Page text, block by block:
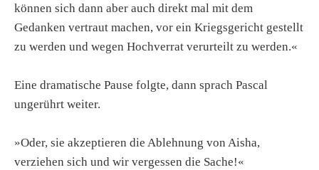
können sich dann aber auch direkt mal mit dem
Gedanken vertraut machen, vor ein Kriegsgericht gestellt
zu werden und wegen Hochverrat verurteilt zu werden.«
Eine dramatische Pause folgte, dann sprach Pascal
ungerührt weiter.
»Oder, sie akzeptieren die Ablehnung von Aisha,
verziehen sich und wir vergessen die Sache!«